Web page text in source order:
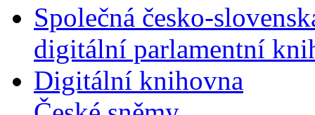
Společná česko-
digitální parlamentní
Digitální knihovna